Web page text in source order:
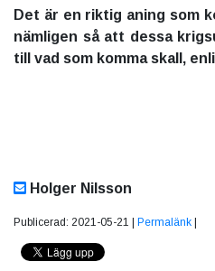
Det är en riktig aning som
nämligen så att dessa
till vad som komma skall,
Holger Nilsson
Publicerad: 2021-05-21 | Permalänk